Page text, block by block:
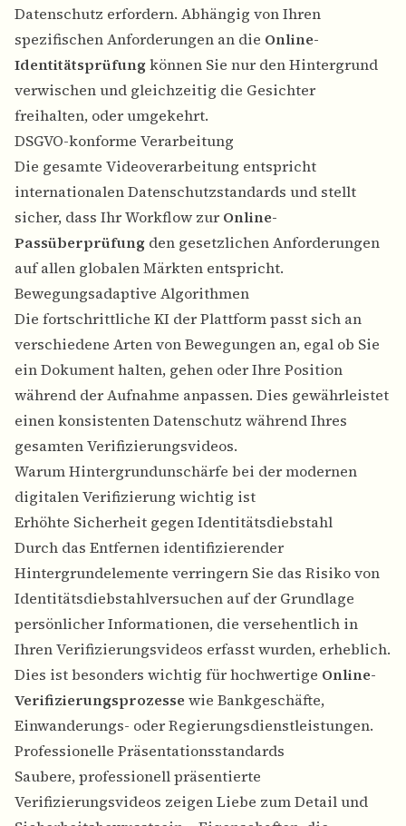
Datenschutz erfordern. Abhängig von Ihren
spezifischen Anforderungen an die Online-
Identitätsprüfungkönnen Sie nur den Hintergrund
verwischen und gleichzeitig die Gesichter
freihalten, oder umgekehrt.
DSGVO-konforme Verarbeitung
Die gesamte Videoverarbeitung entspricht
internationalen Datenschutzstandards und stellt
sicher, dass Ihr Workflow zur Online-
Passüberprüfung den gesetzlichen Anforderungen
auf allen globalen Märkten entspricht.
Bewegungsadaptive Algorithmen
Die fortschrittliche KI der Plattform passt sich an
verschiedene Arten von Bewegungen an, egal ob Sie
ein Dokument halten, gehen oder Ihre Position
während der Aufnahme anpassen. Dies gewährleistet
einen konsistenten Datenschutz während Ihres
gesamten Verifizierungsvideos.
Warum Hintergrundunschärfe bei der modernen
digitalen Verifizierung wichtig ist
Erhöhte Sicherheit gegen Identitätsdiebstahl
Durch das Entfernen identifizierender
Hintergrundelemente verringern Sie das Risiko von
Identitätsdiebstahlversuchen auf der Grundlage
persönlicher Informationen, die versehentlich in
Ihren Verifizierungsvideos erfasst wurden, erheblich.
Dies ist besonders wichtig für hochwertige Online-
Verifizierungsprozesse wie Bankgeschäfte,
Einwanderungs- oder Regierungsdienstleistungen.
Professionelle Präsentationsstandards
Saubere, professionell präsentierte
Verifizierungsvideos zeigen Liebe zum Detail und